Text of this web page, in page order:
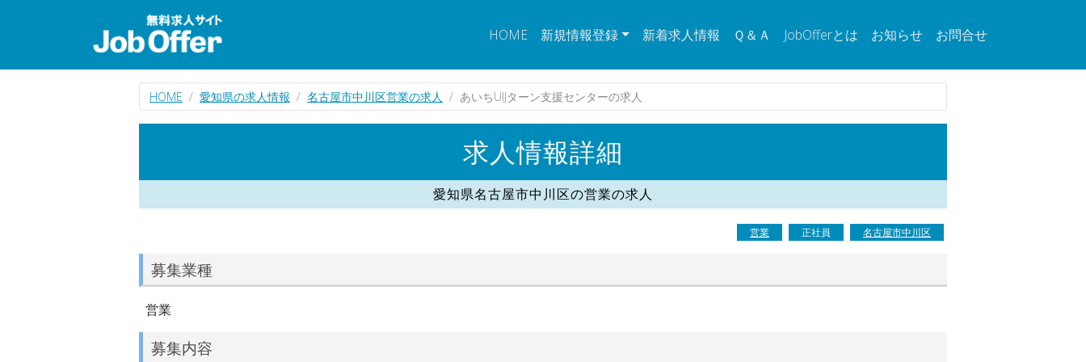
HOME 新規情報登録 新着求人情報 Ｑ＆Ａ JobOfferとは お知らせ お問合せ
HOME 愛知県の求人情報 名古屋市中川区営業の求人 あいちUIJターン支援センターの求人
求人情報詳細
愛知県名古屋市中川区の営業の求人
営業 正社員 名古屋市中川区
募集業種
営業
募集内容